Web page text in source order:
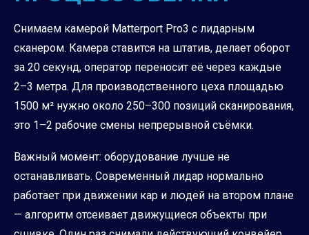
Снимаем камерой Matterport Pro3 с лидарным
сканером. Камера ставится на штатив, делает оборот
за 20 секунд, оператор переносит её через каждые
2–3 метра. Для производственного цеха площадью
1500 м² нужно около 250–300 позиций сканирования,
это 1–2 рабочие смены непрерывной съёмки.
Важный момент: оборудование лучше не
останавливать. Современный лидар нормально
работает при движении кар и людей на втором плане
— алгоритм отсеивает движущиеся объекты при